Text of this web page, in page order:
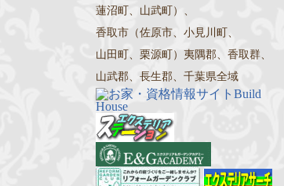
蓮沼町、山武町）、
香取市（佐原市、小見川町、
山田町、栗源町）夷隅郡、香取群、
山武郡、長生郡、千葉県全域